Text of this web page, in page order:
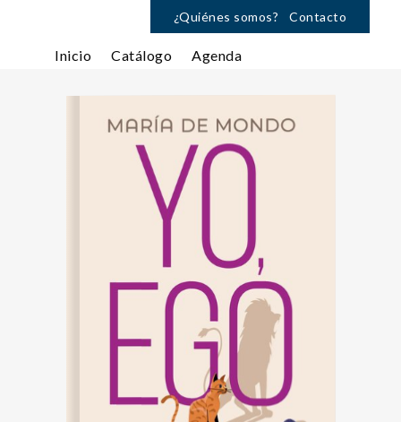
¿Quiénes somos? Contacto
Inicio Catálogo Agenda